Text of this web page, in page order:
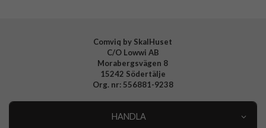
Comviq by SkalHuset
C/O Lowwi AB
Morabergsvägen 8
15242 Södertälje
Org. nr: 556881-9238
HANDLA